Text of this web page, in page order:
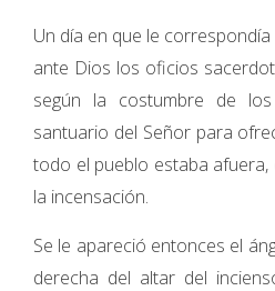
Un día en que le
ante Dios los oficios
según la costumbre de
santuario del Señor para
todo el pueblo estaba
la incensación.
Se le apareció entonces el
derecha del altar del